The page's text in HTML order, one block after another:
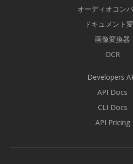
オーディオコン
ドキュメント
画像変換器
OCR
Developers
API Docs
CLI Docs
API Pricing